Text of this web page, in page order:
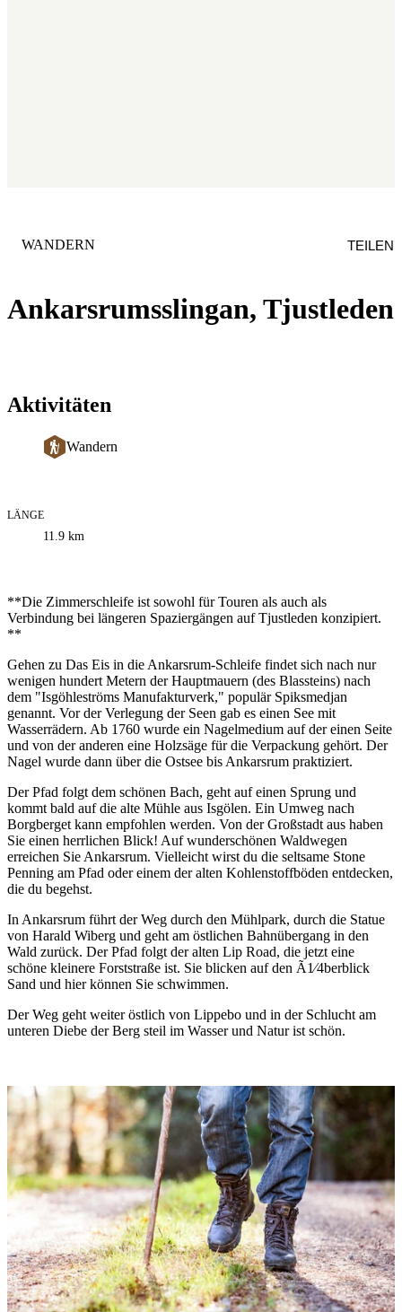
Ankarsrumsslingan, Tjustleden
KATEGORIE
WANDERN TEILEN
Aktivitäten
Wandern
Informationen
zum
LÄNGE
11.9 km
**Die Zimmerschleife ist sowohl für Touren als auch als
Verbindung bei längeren Spaziergängen auf Tjustleden konzipiert.
**
Gehen zu Das Eis in die Ankarsrum-Schleife findet sich nach nur
wenigen hundert Metern der Hauptmauern (des Blassteins) nach
dem "Isgöhleströms Manufakturverk," populär Spiksmedjan
genannt. Vor der Verlegung der Seen gab es einen See mit
Wasserrädern. Ab 1760 wurde ein Nagelmedium auf der einen Seite
und von der anderen eine Holzsäge für die Verpackung gehört. Der
Nagel wurde dann über die Ostsee bis Ankarsrum praktiziert.
Der Pfad folgt dem schönen Bach, geht auf einen Sprung und
kommt bald auf die alte Mühle aus Isgölen. Ein Umweg nach
Borgberget kann empfohlen werden. Von der Großstadt aus haben
Sie einen herrlichen Blick! Auf wunderschönen Waldwegen
erreichen Sie Ankarsrum. Vielleicht wirst du die seltsame Stone
Penning am Pfad oder einem der alten Kohlenstoffböden entdecken,
die du begehst.
In Ankarsrum führt der Weg durch den Mühlpark, durch die Statue
von Harald Wiberg und geht am östlichen Bahnübergang in den
Wald zurück. Der Pfad folgt der alten Lip Road, die jetzt eine
schöne kleinere Forststraße ist. Sie blicken auf den Ã1⁄4berblick
Sand und hier können Sie schwimmen.
Der Weg geht weiter östlich von Lippebo und in der Schlucht am
unteren Diebe der Berg steil im Wasser und Natur ist schön.
Bildergalerie